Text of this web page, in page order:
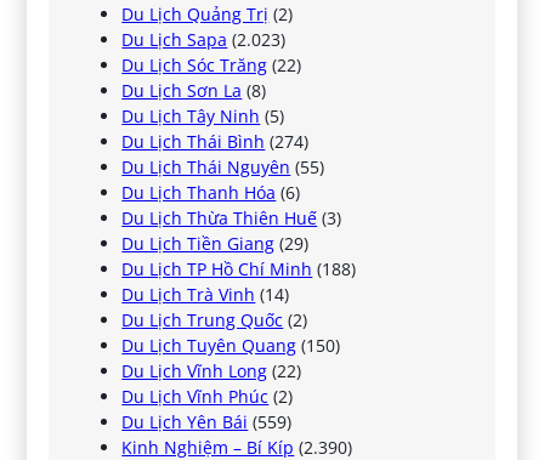
Du Lịch Quảng Trị (2)
Du Lịch Sapa (2.023)
Du Lịch Sóc Trăng (22)
Du Lịch Sơn La (8)
Du Lịch Tây Ninh (5)
Du Lịch Thái Bình (274)
Du Lịch Thái Nguyên (55)
Du Lịch Thanh Hóa (6)
Du Lịch Thừa Thiên Huế (3)
Du Lịch Tiền Giang (29)
Du Lịch TP Hồ Chí Minh (188)
Du Lịch Trà Vinh (14)
Du Lịch Trung Quốc (2)
Du Lịch Tuyên Quang (150)
Du Lịch Vĩnh Long (22)
Du Lịch Vĩnh Phúc (2)
Du Lịch Yên Bái (559)
Kinh Nghiệm – Bí Kíp (2.390)